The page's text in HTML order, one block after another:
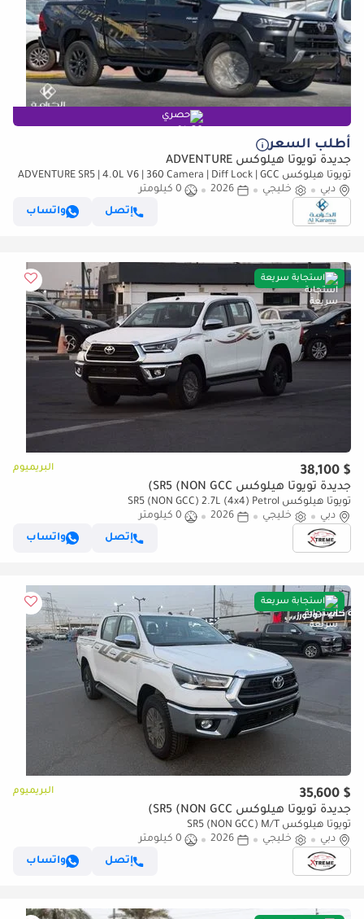
حصري
أطلب السعر
جديدة تويوتا هيلوكس ADVENTURE
تويوتا هيلوكس ADVENTURE SR5 | 4.0L V6 | 360 Camera | Diff Lock | GCC
Specs | Bedliner
دبي خليجي 2026
0 كيلومتر
إتصل
واتساب
استجابة سريعة
$ 38,100 البريميوم
جديدة تويوتا هيلوكس SR5 (NON GCC)
تويوتا هيلوكس SR5 (NON GCC) 2.7L (4x4) Petrol
دبي
خليجي 2026
0 كيلومتر
إتصل
واتساب
استجابة سريعة
$ 35,600 البريميوم
جديدة تويوتا هيلوكس SR5 (NON GCC)
تويوتا هيلوكس SR5 (NON GCC) M/T
دبي
خليجي 2026
0 كيلومتر
إتصل
واتساب